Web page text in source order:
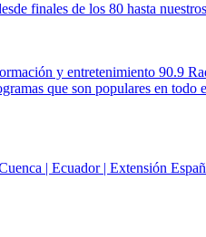
finales de los 80 hasta
y entretenimiento 90.9
que son populares en
| Ecuador | Extensión